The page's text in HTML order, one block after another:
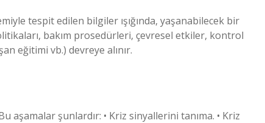
tespit edilen bilgiler ışığında, yaşanabilecek bir
bakım prosedürleri, çevresel etkiler, kontrol
eğitimi vb.) devreye alınır.
şunlardır: • Kriz sinyallerini tanıma. • Kriz